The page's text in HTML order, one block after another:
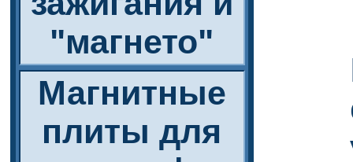
"магнето"
Магнитные
плиты для